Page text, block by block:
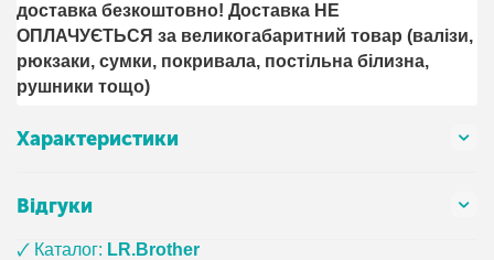
доставка безкоштовно! Доставка НЕ ​​
ОПЛАЧУЄТЬСЯ за великогабаритний товар (валізи,
рюкзаки, сумки, покривала, постільна білизна,
рушники тощо)
Характеристики
Відгуки
🗸 Каталог: LR.Brother